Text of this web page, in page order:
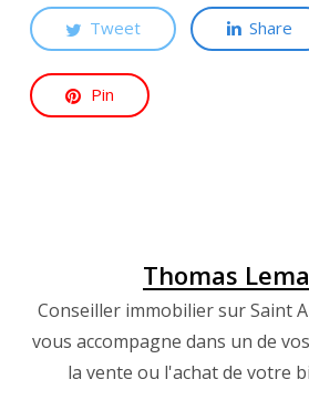
Tweet Share
Pin
Thomas
Conseiller immobilier sur Saint
vous accompagne dans un de
la vente ou l'achat de votre